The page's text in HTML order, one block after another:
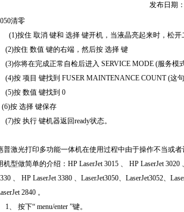
发布日期
清零
(1)按住 取消 键和 选择 键开机，当液晶亮起来时，松开
(2)按住 数值 键的右端，然后按 选择 键
(3)你将在完成正常自检后进入 SERVICE MODE (服务模
(4)按 项目 键找到 FUSER MAINTENANCE COUNT (这
(5)按 数值 键找到 0
(6)按 选择 键保存
(7)按 执行 键机器返回ready状态。
普激光打印多功能一体机在使用过程中由于操作不当或
机型做简单的介绍： HP LaserJet 3015 、 HP LaserJet 3020 、
、 HP LaserJet 3380 、 LaserJet3050、 LaserJet3052、
2840 。
1、 按下“ menu/enter ”键。